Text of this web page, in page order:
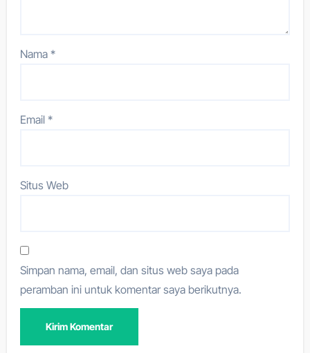
Nama*
Email*
Situs Web
Simpan nama, email, dan situs web saya pada
peramban ini untuk komentar saya berikutnya.